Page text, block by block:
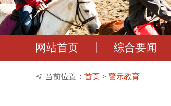
网站首页 综合要闻
当前位置： 首页 > 警示教育